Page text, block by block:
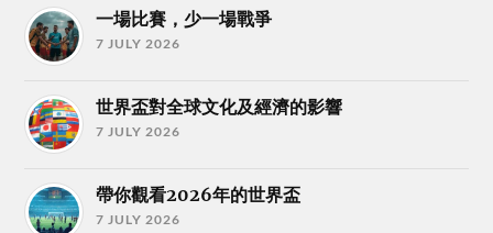
一場比賽，少一場戰爭
7 JULY 2026
世界盃對全球文化及經濟的影響
7 JULY 2026
帶你觀看2026年的世界盃
7 JULY 2026